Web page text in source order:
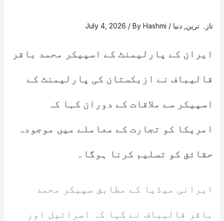
تازہ ترین دنیا /
July 4, 2026 / ByHashmi
ایران کے پارلیمنٹ کے اسپیکر محمد باقر
قالیباف نے ازبکستان کی پارلیمنٹ کے
اسپیکر سے ملاقات کے دوران کہا کہ
امریکا کو تجارت کے معاملے میں موجودہ
حقائق کو تسلیم کرنا ہوگا۔
ایرانی میڈیا کے مطابق سپیکر محمد
باقر قالیباف نے کہا کہ اسرائیل اور